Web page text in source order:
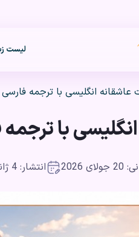
لیست
عاشقانه انگلیسی با ترجمه
با
2026 انتشار: 4 ژانویه 2026